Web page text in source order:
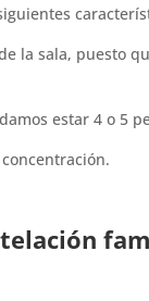
la sala, puesto
estar 4 o 5